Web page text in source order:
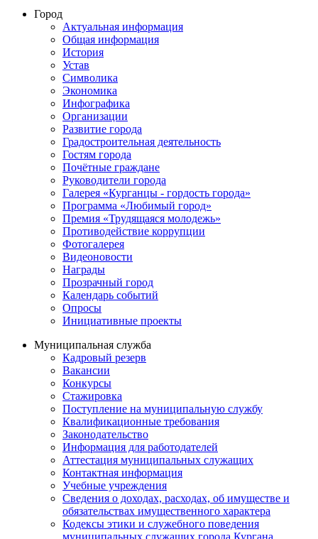
Город
Актуальная информация
Общая информация
История
Устав
Символика
Экономика
Инфографика
Организации
Развитие города
Градостроительная деятельность
Гостям города
Почётные граждане
Руководители города
Галерея «Курганцы - гордость города»
Программа «Любимый город»
Премия «Трудящаяся молодежь»
Противодействие коррупции
Фотогалерея
Видеоновости
Награды
Прозрачный город
Календарь событий
Опросы
Инициативные проекты
Муниципальная служба
Кадровый резерв
Вакансии
Конкурсы
Стажировка
Поступление на муниципальную службу
Квалификационные требования
Законодательство
Информация для работодателей
Аттестация муниципальных служащих
Контактная информация
Учебные учреждения
Сведения о доходах, расходах, об имуществе и
обязательствах имущественного характера
Кодексы этики и служебного поведения
муниципальных служащих города Кургана